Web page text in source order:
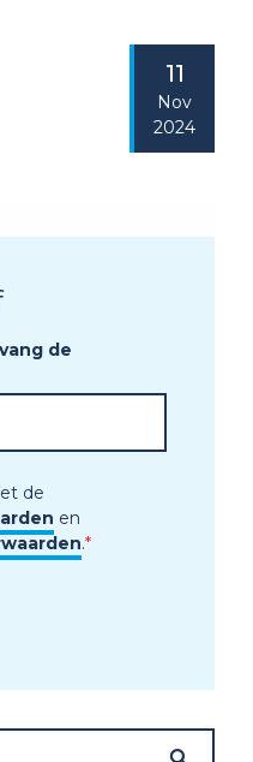
11
Nov
2024
de
de
en
.*